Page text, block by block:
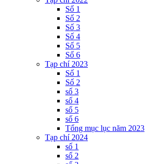
Số 1
Số 2
Số 3
Số 4
Số 5
Số 6
Tạp chí 2023
Số 1
Số 2
số 3
số 4
số 5
số 6
Tổng mục lục năm 2023
Tạp chí 2024
số 1
số 2